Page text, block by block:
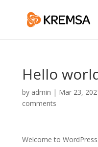
Hello
by admin | Mar 23,
comments
Welcome to